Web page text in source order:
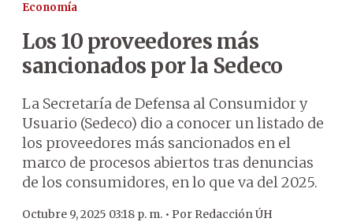
Economía
Los 10 proveedores más
sancionados por la Sedeco
La Secretaría de Defensa al Consumidor y
Usuario (Sedeco) dio a conocer un listado de
los proveedores más sancionados en el
marco de procesos abiertos tras denuncias
de los consumidores, en lo que va del 2025.
Octubre 9, 2025 03:18 p. m. • Por Redacción ÚH